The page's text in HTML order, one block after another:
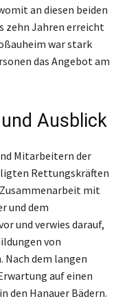
an diesen beiden
zehn Jahren erreicht
war stark
das Angebot am
Ausblick
Mitarbeitern der
Rettungskräften
mit
und dem
und verwies darauf,
von
dem langen
auf einen
den Hanauer Bädern.